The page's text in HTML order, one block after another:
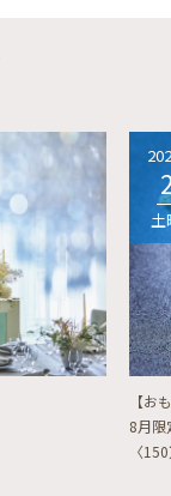
土
【お
8月限
〈